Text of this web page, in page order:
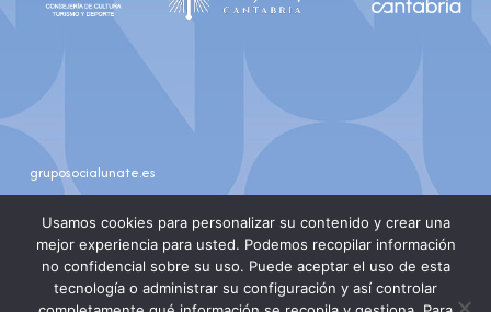
gruposocialunate.es
youtubeinstagram
Usamos cookies para personalizar su contenido y crear una
mejor experiencia para usted. Podemos recopilar información
no confidencial sobre su uso. Puede aceptar el uso de esta
tecnología o administrar su configuración y así controlar